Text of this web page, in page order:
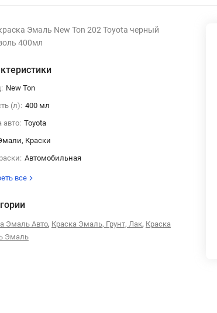
Эмаль New Ton 202 Toyota черный
400мл
New Ton
(л): 400 мл
авто: Toyota
Краски
Автомобильная
все
Эмаль Авто, Краска Эмаль, Грунт, Лак, Краска
Эмаль